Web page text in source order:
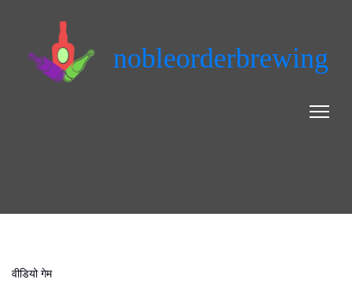
nobleorderbrewing
वीडियो गेम